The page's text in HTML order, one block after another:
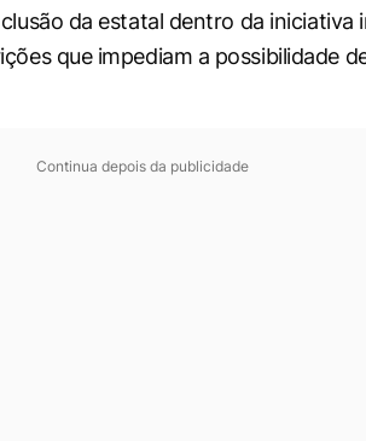
da estatal dentro da iniciativa
que impediam a possibilidade
Continua depois da publicidade